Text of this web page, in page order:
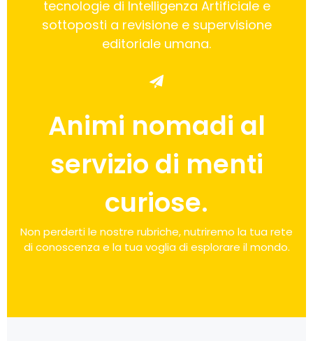
tecnologie di Intelligenza Artificiale e
sottoposti a revisione e supervisione
editoriale umana.
Animi nomadi al
servizio di menti
curiose.
Non perderti le nostre rubriche, nutriremo la tua rete
di conoscenza e la tua voglia di esplorare il mondo.